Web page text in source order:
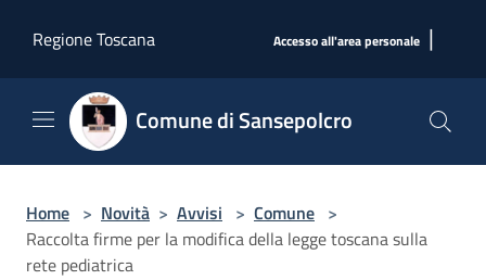
Regione Toscana
Accesso all'area personale |
Comune di Sansepolcro
Home > Novità > Avvisi > Comune >
Raccolta firme per la modifica della legge toscana sulla
rete pediatrica